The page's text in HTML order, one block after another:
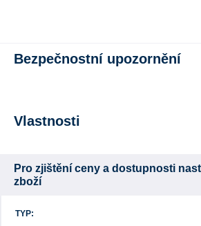
Bezpečnostní upozornění
Vlastnosti
Pro zjištění ceny a dostupnosti
zboží
TYP: